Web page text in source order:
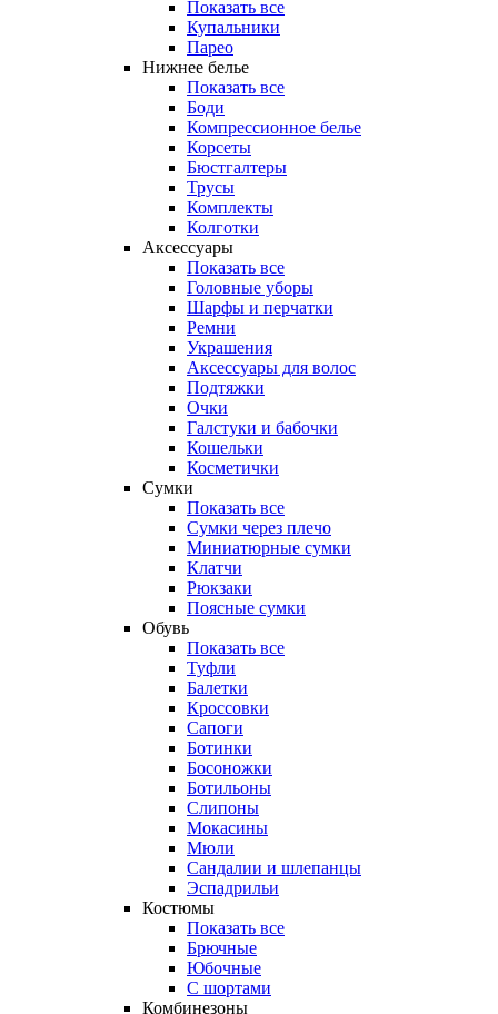
Показать все
Купальники
Парео
Нижнее белье
Показать все
Боди
Компрессионное белье
Корсеты
Бюстгалтеры
Трусы
Комплекты
Колготки
Аксессуары
Показать все
Головные уборы
Шарфы и перчатки
Ремни
Украшения
Аксессуары для волос
Подтяжки
Очки
Галстуки и бабочки
Кошельки
Косметички
Сумки
Показать все
Сумки через плечо
Миниатюрные cумки
Клатчи
Рюкзаки
Поясные сумки
Обувь
Показать все
Туфли
Балетки
Кроссовки
Сапоги
Ботинки
Босоножки
Ботильоны
Слипоны
Мокасины
Мюли
Сандалии и шлепанцы
Эспадрильи
Костюмы
Показать все
Брючные
Юбочные
С шортами
Комбинезоны